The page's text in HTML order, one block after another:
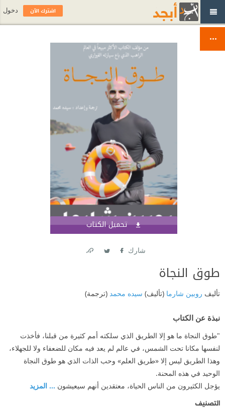
تحميل الكتاب
شارك
طوق النجاة
تأليف روبين شارما (تأليف) سيده محمد (ترجمة)
نبذة عن الكتاب
"طوق النجاة ما هو إلا الطريق الذي سلكته أمم كثيرة من قبلنا، فأخذت
لنفسها مكانا تحت الشمس، في عالم لم يعد فيه مكان للضعفاء ولا للجهلاء،
وهذا الطريق ليس إلا «طريق العلم» وحب الذات الذي هو طوق النجاة
الوحيد في هذه المحنة.
يؤجل الكثيرون من الناس الحياة، معتقدين أنهم سيعيشون ... المزيد
التصنيف
اشترك الآن دخول